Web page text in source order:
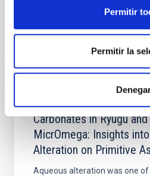
Permitir
Permitir la
NÚMERO DE CITAS 0
Carbonates in Ryugu
MicrOmega: Insights
Alteration on Primitive
Aqueous alteration was one of